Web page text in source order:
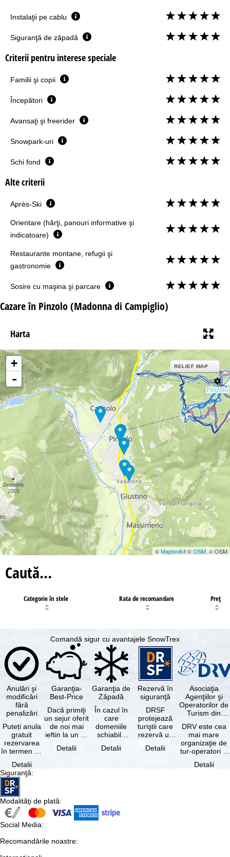
Instalaţii pe cablu
Siguranţă de zăpadă
Criterii pentru interese speciale
Familii şi copii
Începători
Avansaţi şi freerider
Snowpark-uri
Schi fond
Alte criterii
Après-Ski
Orientare (hărţi, panouri informative şi
indicatoare)
Restaurante montane, refugii şi
gastronomie
Sosire cu maşina şi parcare
Cazare în Pinzolo (Madonna di Campiglio)
Harta
+
-
RELIEF MAP
©Maptoolkit©OSM, © OSM
Caută…
Categorie în stele Rata de recomandare Preţ
Comandă sigur cu avantajele SnowTrex
Anulări şi
modificări
fără
penalizări
Puteți anula
gratuit
rezervarea
în termen de
data
rezervării, …
Detalii
Garanţia-
Best-Price
Dacă primiţi
un sejur oferit
de noi mai
ieftin la un alt
cu aceleaşi …
Detalii
Garanţia de
Zăpadă
În cazul în
care
domeniile
schiabile
skipass-ul
Detalii
Rezervă în
siguranţă
DRSF
protejează
turiştii care
rezervă un
sau servicii
Detalii
Asociaţia
Agenţiilor şi
Operatorilor de
Turism din
DRV este cea
mai mare
organizaţie de
tur-operatori şi
turism din
Detalii
Siguranţă:
Modalităţi de plată:
Social Media:
Recomandările noastre: